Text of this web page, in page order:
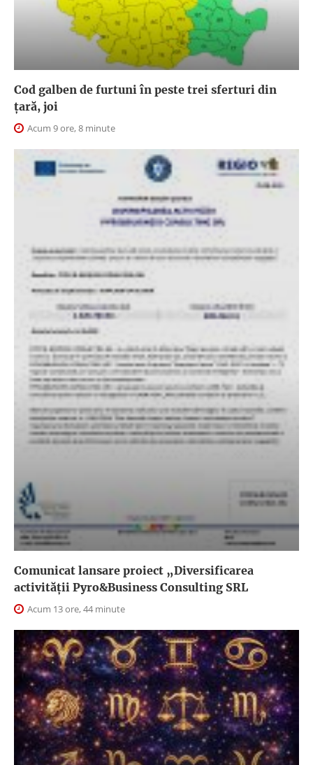
Cod galben de furtuni în peste trei sferturi din
țară, joi
Acum 9 ore, 8 minute
Comunicat lansare proiect „Diversificarea
activității Pyro&Business Consulting SRL
Acum 13 ore, 44 minute